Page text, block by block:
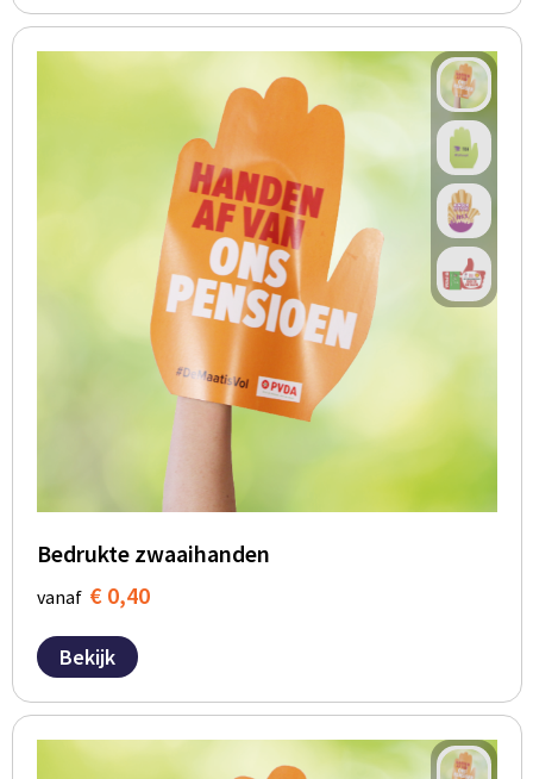
Bedrukte zwaaihanden
vanaf € 0,40
Bekijk